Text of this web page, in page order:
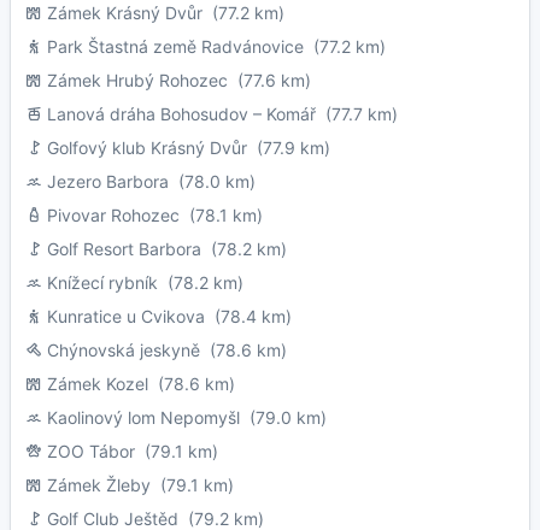
Zámek Krásný Dvůr (77.2 km)
Park Štastná země Radvánovice (77.2 km)
Zámek Hrubý Rohozec (77.6 km)
Lanová dráha Bohosudov – Komář (77.7 km)
Golfový klub Krásný Dvůr (77.9 km)
Jezero Barbora (78.0 km)
Pivovar Rohozec (78.1 km)
Golf Resort Barbora (78.2 km)
Knížecí rybník (78.2 km)
Kunratice u Cvikova (78.4 km)
Chýnovská jeskyně (78.6 km)
Zámek Kozel (78.6 km)
Kaolinový lom Nepomyšl (79.0 km)
ZOO Tábor (79.1 km)
Zámek Žleby (79.1 km)
Golf Club Ještěd (79.2 km)